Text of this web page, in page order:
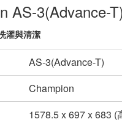
AS-3(Advance-
濯與清潔
AS-3(Advance-T)
Champion
1578.5 x 697 x 683 (